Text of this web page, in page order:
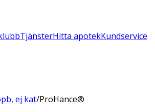
TjänsterHitta apotekKundservice
ej kat/ProHance®